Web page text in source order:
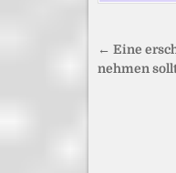
← Eine
nehmen